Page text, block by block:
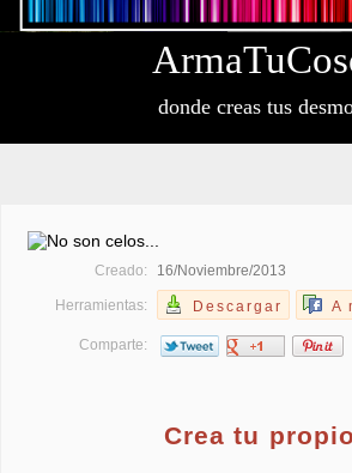
ArmaTu
donde creas tus
Creado: 16/Noviembre/2013
Herramientas: Descargar A
Comparte:
Crea tu propio